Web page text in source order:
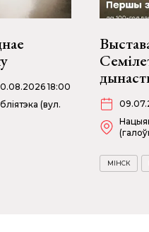
18:00
(вул.
МІНСК